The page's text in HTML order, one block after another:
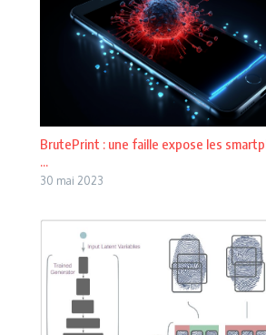
BrutePrint : une faille expose les
...
30 mai 2023